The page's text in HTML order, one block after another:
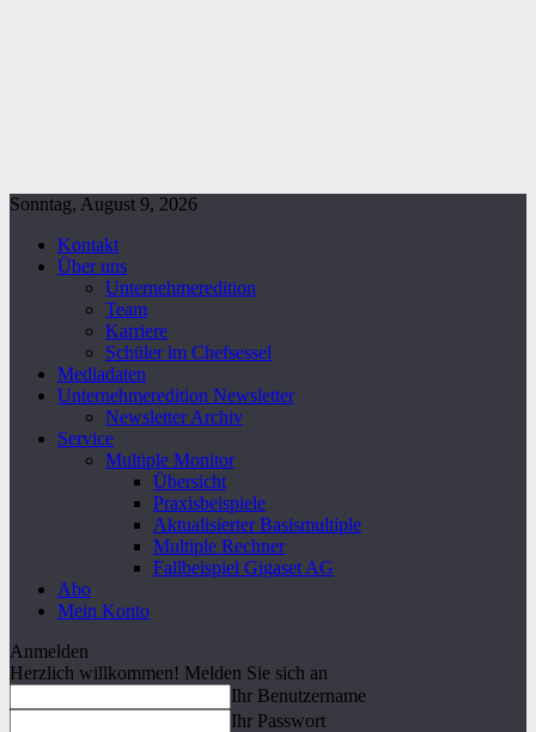
Sonntag, August 9, 2026
Kontakt
Über uns
Unternehmeredition
Team
Karriere
Schüler im Chefsessel
Mediadaten
Unternehmeredition Newsletter
Newsletter Archiv
Service
Multiple Monitor
Übersicht
Praxisbeispiele
Aktualisierter Basismultiple
Multiple Rechner
Fallbeispiel Gigaset AG
Abo
Mein Konto
Anmelden
Herzlich willkommen! Melden Sie sich an
Ihr Benutzername
Ihr Passwort